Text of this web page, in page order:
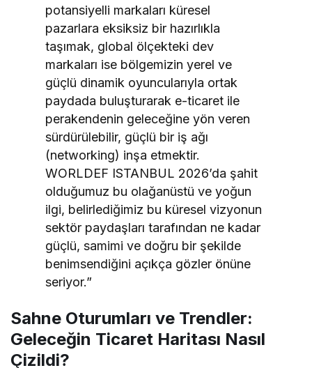
potansiyelli markaları küresel
pazarlara eksiksiz bir hazırlıkla
taşımak, global ölçekteki dev
markaları ise bölgemizin yerel ve
güçlü dinamik oyuncularıyla ortak
paydada buluşturarak e-ticaret ile
perakendenin geleceğine yön veren
sürdürülebilir, güçlü bir iş ağı
(networking) inşa etmektir.
WORLDEF ISTANBUL 2026’da şahit
olduğumuz bu olağanüstü ve yoğun
ilgi, belirlediğimiz bu küresel vizyonun
sektör paydaşları tarafından ne kadar
güçlü, samimi ve doğru bir şekilde
benimsendiğini açıkça gözler önüne
seriyor.”
Sahne Oturumları ve Trendler:
Geleceğin Ticaret Haritası Nasıl
Çizildi?